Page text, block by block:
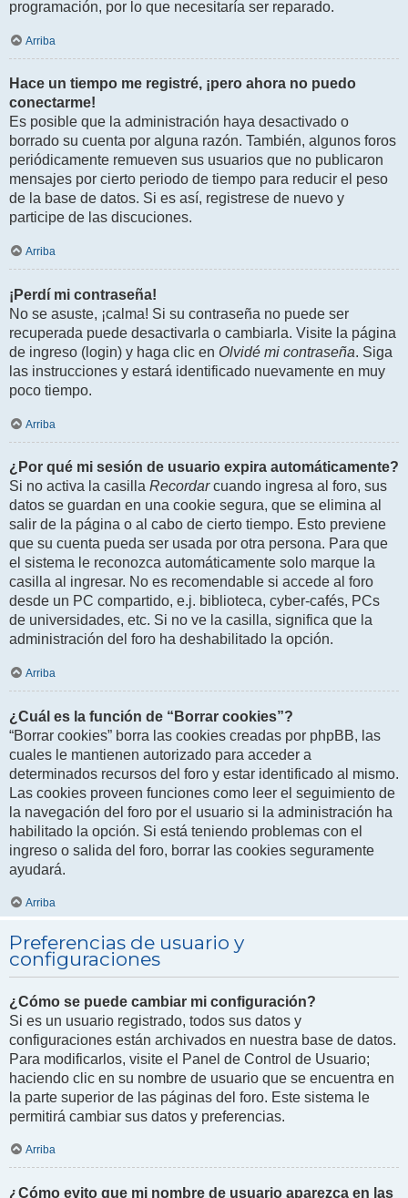
programación, por lo que necesitaría ser reparado.
Arriba
Hace un tiempo me registré, ¡pero ahora no puedo
conectarme!
Es posible que la administración haya desactivado o
borrado su cuenta por alguna razón. También, algunos foros
periódicamente remueven sus usuarios que no publicaron
mensajes por cierto periodo de tiempo para reducir el peso
de la base de datos. Si es así, registrese de nuevo y
participe de las discuciones.
Arriba
¡Perdí mi contraseña!
No se asuste, ¡calma! Si su contraseña no puede ser
recuperada puede desactivarla o cambiarla. Visite la página
de ingreso (login) y haga clic en Olvidé mi contraseña. Siga
las instrucciones y estará identificado nuevamente en muy
poco tiempo.
Arriba
¿Por qué mi sesión de usuario expira automáticamente?
Si no activa la casilla Recordarcuando ingresa al foro, sus
datos se guardan en una cookie segura, que se elimina al
salir de la página o al cabo de cierto tiempo. Esto previene
que su cuenta pueda ser usada por otra persona. Para que
el sistema le reconozca automáticamente solo marque la
casilla al ingresar. No es recomendable si accede al foro
desde un PC compartido, e.j. biblioteca, cyber-cafés, PCs
de universidades, etc. Si no ve la casilla, significa que la
administración del foro ha deshabilitado la opción.
Arriba
¿Cuál es la función de “Borrar cookies”?
“Borrar cookies” borra las cookies creadas por phpBB, las
cuales le mantienen autorizado para acceder a
determinados recursos del foro y estar identificado al mismo.
Las cookies proveen funciones como leer el seguimiento de
la navegación del foro por el usuario si la administración ha
habilitado la opción. Si está teniendo problemas con el
ingreso o salida del foro, borrar las cookies seguramente
ayudará.
Arriba
Preferencias de usuario y
configuraciones
¿Cómo se puede cambiar mi configuración?
Si es un usuario registrado, todos sus datos y
configuraciones están archivados en nuestra base de datos.
Para modificarlos, visite el Panel de Control de Usuario;
haciendo clic en su nombre de usuario que se encuentra en
la parte superior de las páginas del foro. Este sistema le
permitirá cambiar sus datos y preferencias.
Arriba
¿Cómo evito que mi nombre de usuario aparezca en las